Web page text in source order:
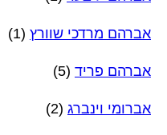
אברהם מרדכי שוורץ (1)
אברהם פריד (5)
אברומי וינברג (2)